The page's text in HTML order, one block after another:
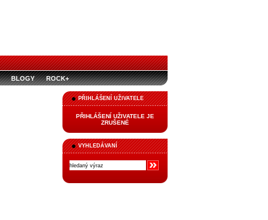
BLOGY ROCK+
PŘIHLÁŠENÍ UŽIVATELE
PŘIHLÁŠENÍ UŽIVATELE JE
ZRUŠENÉ
VYHLEDÁVANÍ